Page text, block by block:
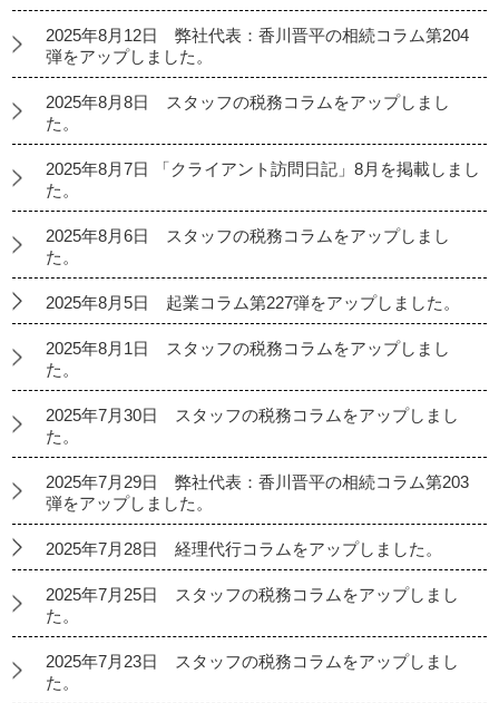
2025年8月12日 弊社代表：香川晋平の相続コラム第204
弾をアップしました。
2025年8月8日 スタッフの税務コラムをアップしまし
た。
2025年8月7日 「クライアント訪問日記」8月を掲載しまし
た。
2025年8月6日 スタッフの税務コラムをアップしまし
た。
2025年8月5日 起業コラム第227弾をアップしました。
2025年8月1日 スタッフの税務コラムをアップしまし
た。
2025年7月30日 スタッフの税務コラムをアップしまし
た。
2025年7月29日 弊社代表：香川晋平の相続コラム第203
弾をアップしました。
2025年7月28日 経理代行コラムをアップしました。
2025年7月25日 スタッフの税務コラムをアップしまし
た。
2025年7月23日 スタッフの税務コラムをアップしまし
た。